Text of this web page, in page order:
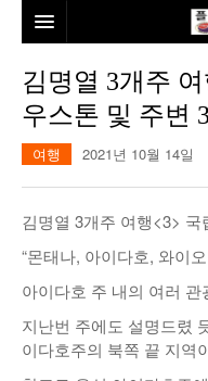
본사소개
뉴스
김명열칼럼
이명덕칼럼
김선옥칼럼
본보특집
100인선/독자광장
100인선
여행
김명열 3개주
우스톤 및 주변
여행 2021년 10월 14일
김명열 3개주 여행<3>
“몬태나, 아이다호, 와이
아이다호 주 내의 여러 관
지난번 주에도 설명드렸
이다호주의 북쪽 끝 지역